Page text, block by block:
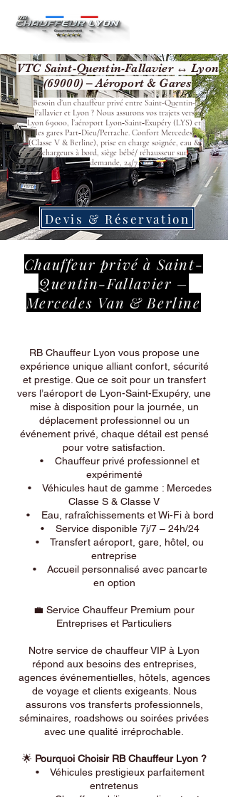
VTC Saint-Quentin-Fallavier ↔ Lyon
(69000) – Aéroport & Gares
Besoin d’un chauffeur privé entre Saint-Quentin-
Fallavier et Lyon ? Nous assurons vos trajets vers
Lyon 69000, l’aéroport Lyon‑Saint‑Exupéry (LYS) et
les gares Part‑Dieu/Perrache. Confort Mercedes
(Classe V & Berline), prise en charge soignée, eau &
chargeurs à bord, siège bébé/ réhausseur sur
demande, 24/7.
Devis & Réservation
Chauffeur privé à Saint-
Quentin-Fallavier –
Mercedes Van & Berline
RB Chauffeur Lyon vous propose une
expérience unique alliant confort, sécurité
et prestige. Que ce soit pour un transfert
vers l’aéroport de Lyon-Saint-Exupéry, une
mise à disposition pour la journée, un
déplacement professionnel ou un
événement privé, chaque détail est pensé
pour votre satisfaction.
• Chauffeur privé professionnel et
expérimenté
• Véhicules haut de gamme : Mercedes
Classe S & Classe V
• Eau, rafraîchissements et Wi-Fi à bord
• Service disponible 7j/7 – 24h/24
• Transfert aéroport, gare, hôtel, ou
entreprise
• Accueil personnalisé avec pancarte
en option
💼 Service Chauffeur Premium pour
Entreprises et Particuliers
Notre service de chauffeur VIP à Lyon
répond aux besoins des entreprises,
agences événementielles, hôtels, agences
de voyage et clients exigeants. Nous
assurons vos transferts professionnels,
séminaires, roadshows ou soirées privées
avec une qualité irréprochable.
🌟 Pourquoi Choisir RB Chauffeur Lyon ?
• Véhicules prestigieux parfaitement
entretenus